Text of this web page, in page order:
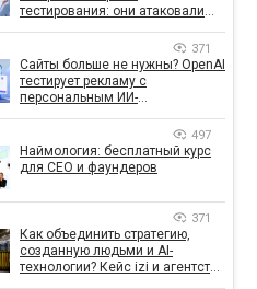
тестирования: они атаковали
371
Сайты больше не нужны? OpenAI
тестирует рекламу с
персональным ИИ-
497
Наймология: бесплатный курс
для CEO и фаундеров
371
Как объединить стратегию,
созданную людьми и AI-
технологии? Кейс izi и агентства